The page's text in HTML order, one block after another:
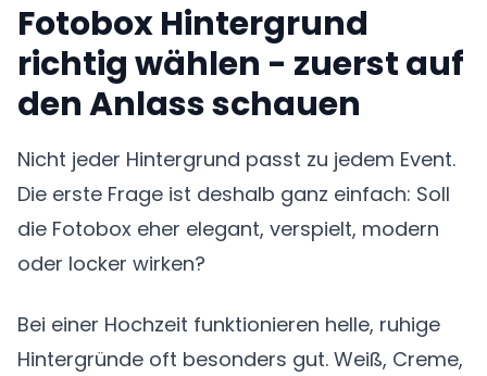
Fotobox Hintergrund
richtig wählen - zuerst auf
den Anlass schauen
Nicht jeder Hintergrund passt zu jedem Event.
Die erste Frage ist deshalb ganz einfach: Soll
die Fotobox eher elegant, verspielt, modern
oder locker wirken?
Bei einer Hochzeit funktionieren helle, ruhige
Hintergründe oft besonders gut. Weiß, Creme,